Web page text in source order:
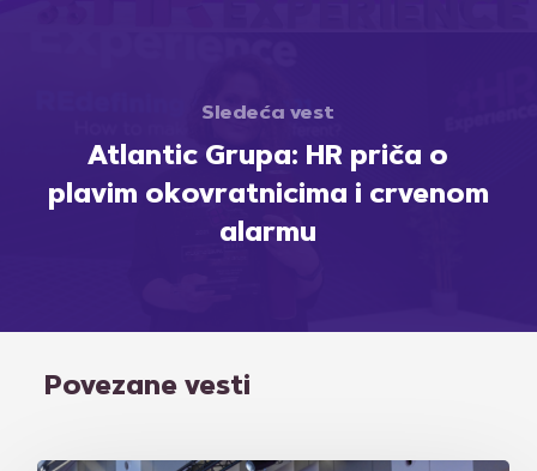
Sledeća vest
Atlantic Grupa: HR priča o
plavim okovratnicima i crvenom
alarmu
Povezane vesti